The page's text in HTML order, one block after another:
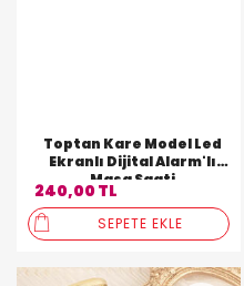
Toptan Kare Model Led
Ekranlı Dijital Alarm'lı
Masa Saati
240,00 TL
SEPETE EKLE